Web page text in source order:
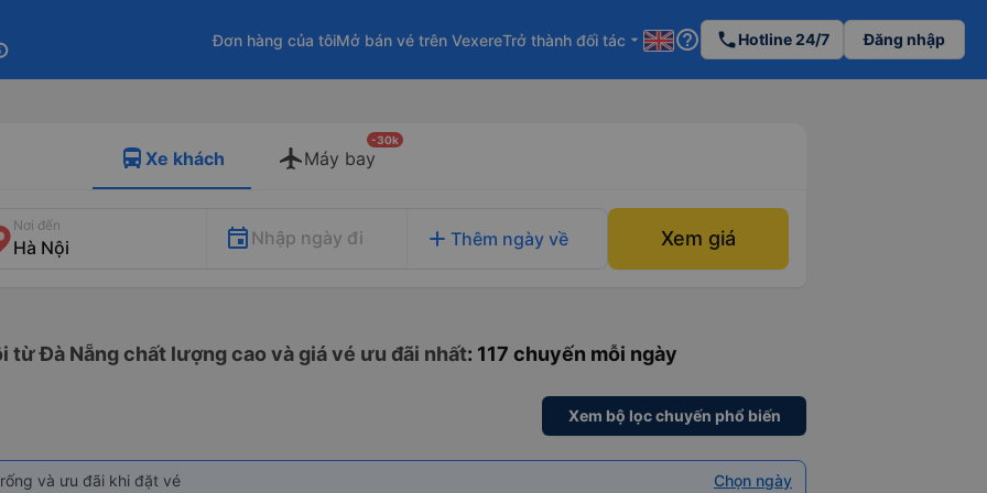
Đơn hàng của tôiMở bán vé trên VexereTrở thành đối tác arrow_drop_down help_outline phoneHotline 24/7 Đăng nhập
Xe khách Máy bay
-30k
Nơi đến
Nhập ngày đi add Thêm ngày về Xem giá
từ Đà Nẵng chất lượng cao và giá vé ưu đãi nhất: 117 chuyến mỗi ngày
Xem bộ lọc chuyến phổ biến
và ưu đãi khi đặt vé Chọn ngày